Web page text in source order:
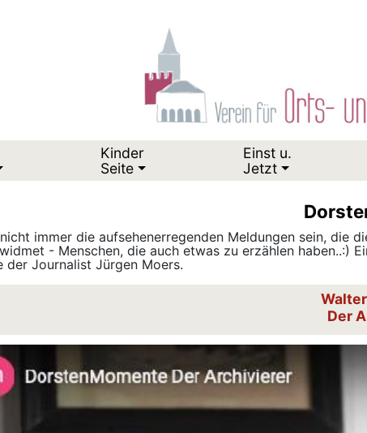
Kinder
Seite
Einst u.
Jetzt
immer die aufsehenerregenden Meldungen sein, die
- Menschen, die auch etwas zu erzählen haben..:)
der Journalist Jürgen Moers.
Der